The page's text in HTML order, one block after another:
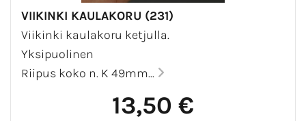
VIIKINKI KAULAKORU (231)
Viikinki kaulakoru ketjulla.
Yksipuolinen
Riipus koko n. K 49mm...
13,50 €